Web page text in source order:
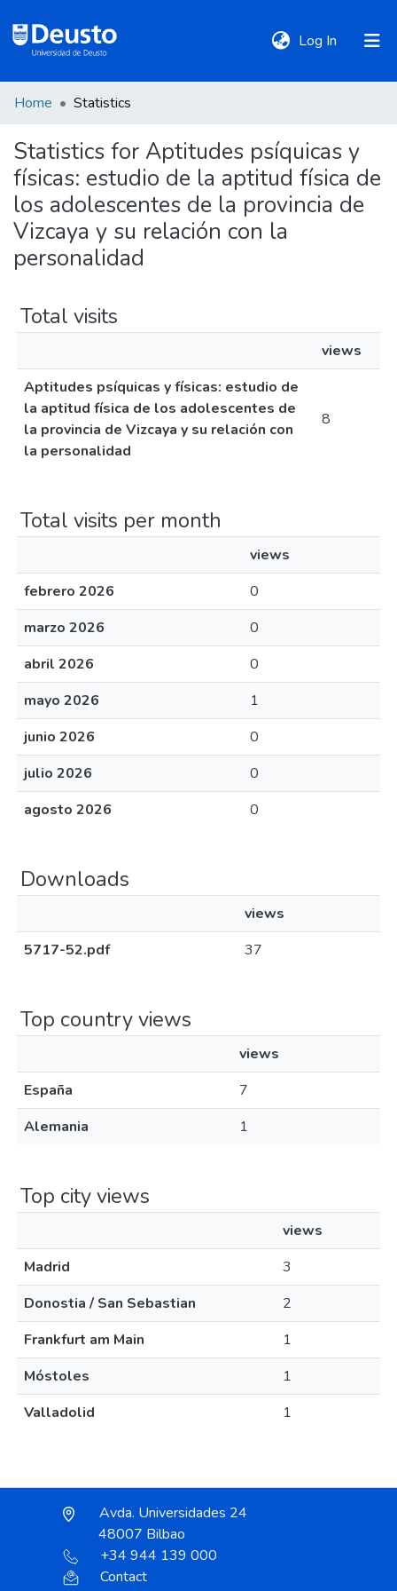
Log In (current)
Communities
&
Collections
All of DSpace
Policies
Home Statistics
Statistics for Aptitudes psíquicas y
físicas: estudio de la aptitud física de
los adolescentes de la provincia de
Vizcaya y su relación con la
personalidad
Total visits
views
Aptitudes psíquicas y físicas: estudio de
la aptitud física de los adolescentes de
la provincia de Vizcaya y su relación con
la personalidad
8
Total visits per month
views
febrero 2026
0
marzo 2026
0
abril 2026
0
mayo 2026
1
junio 2026
0
julio 2026
0
agosto 2026
0
Downloads
views
5717-52.pdf
37
Top country views
views
España
7
Alemania
1
Top city views
views
Madrid
3
Donostia / San Sebastian
2
Frankfurt am Main
1
Móstoles
1
Valladolid
1
Avda. Universidades 24
48007 Bilbao
+34 944 139 000
Contact